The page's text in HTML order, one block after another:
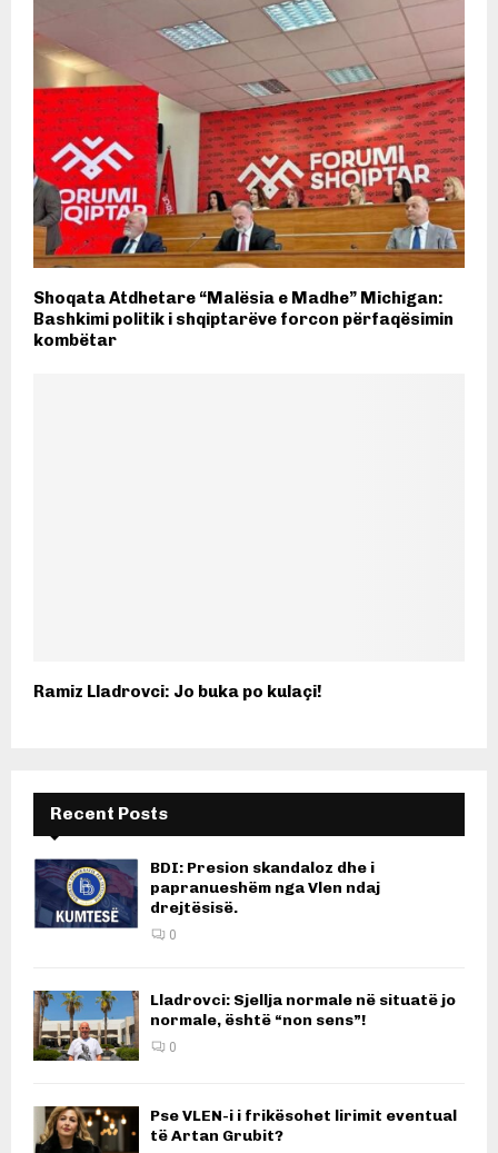
Shoqata Atdhetare “Malësia e Madhe” Michigan:
Bashkimi politik i shqiptarëve forcon përfaqësimin
kombëtar
Ramiz Lladrovci: Jo buka po kulaçi!
Recent Posts
BDI: Presion skandaloz dhe i
papranueshëm nga Vlen ndaj
drejtësisë.
0
Lladrovci: Sjellja normale në situatë jo
normale, është “non sens”!
0
Pse VLEN-i i frikësohet lirimit eventual
të Artan Grubit?